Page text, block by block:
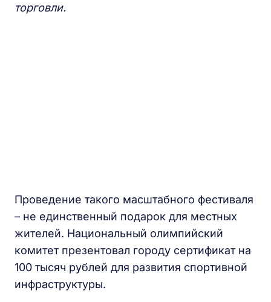
торговли.
Проведение такого масштабного фестиваля
– не единственный подарок для местных
жителей. Национальный олимпийский
комитет презентовал городу сертификат на
100 тысяч рублей для развития спортивной
инфраструктуры.